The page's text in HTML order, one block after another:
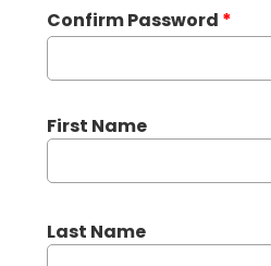
Confirm Password *
First Name
Last Name